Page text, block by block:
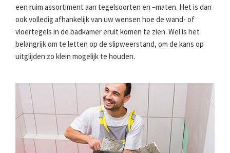
een ruim assortiment aan tegelsoorten en –maten. Het is dan
ook volledig afhankelijk van uw wensen hoe de wand- of
vloertegels in de badkamer eruit komen te zien. Wel is het
belangrijk om te letten op de slipweerstand, om de kans op
uitglijden zo klein mogelijk te houden.